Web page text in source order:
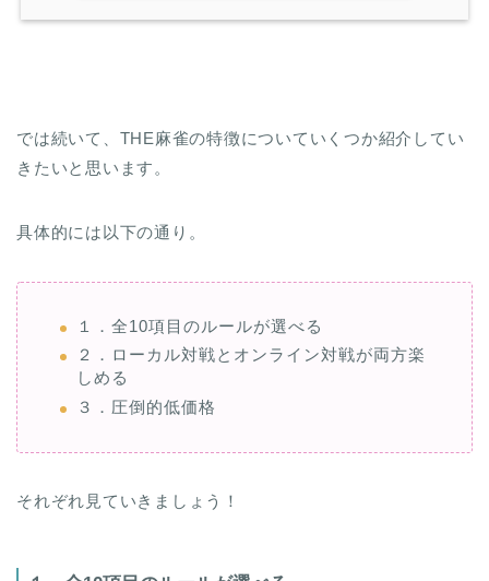
では続いて、THE麻雀の特徴についていくつか紹介してい
きたいと思います。
具体的には以下の通り。
１．全10項目のルールが選べる
２．ローカル対戦とオンライン対戦が両方楽
しめる
３．圧倒的低価格
それぞれ見ていきましょう！